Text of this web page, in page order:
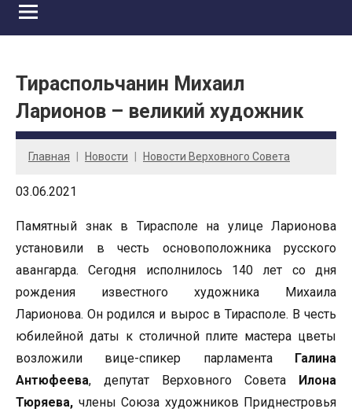
Тираспольчанин Михаил
Ларионов – великий художник
Главная Новости Новости Верховного Совета
03.06.2021
Памятный знак в Тирасполе на улице Ларионова
установили в честь основоположника русского
авангарда. Сегодня исполнилось 140 лет со дня
рождения известного художника Михаила
Ларионова. Он родился и вырос в Тирасполе. В честь
юбилейной даты к столичной плите мастера цветы
возложили вице-спикер парламента
Галина
Антюфеева, депутат Верховного Совета
Илона
Тюряева, члены Союза художников Приднестровья